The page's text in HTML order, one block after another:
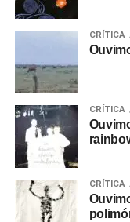
CRÍTICA
CRÍTICA
CRÍTICA